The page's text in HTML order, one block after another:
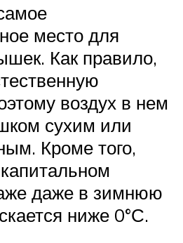
место для
Как правило,
воздух в нем
сухим или
Кроме того,
даже в зимнюю
ниже 0°С.